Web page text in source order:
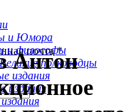
почта*
и Юмора
и философы
полководцы
издания
издания
Антон